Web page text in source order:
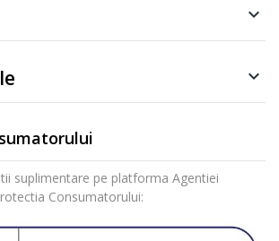


suplimentare pe platforma Agentiei
Consumatorului: